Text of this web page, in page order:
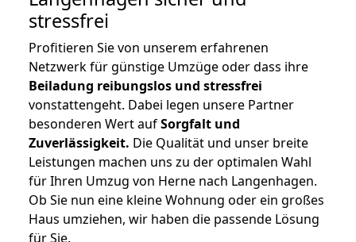
stressfrei
Profitieren Sie von unserem erfahrenen
Netzwerk für günstige Umzüge oder dass ihre
Beiladung reibungslos und stressfrei
vonstattengeht. Dabei legen unsere Partner
besonderen Wert aufSorgfalt und
Zuverlässigkeit. Die Qualität und unser breite
Leistungen machen uns zu der optimalen Wahl
für Ihren Umzug von Herne nach Langenhagen.
Ob Sie nun eine kleine Wohnung oder ein großes
Haus umziehen, wir haben die passende Lösung
für Sie.